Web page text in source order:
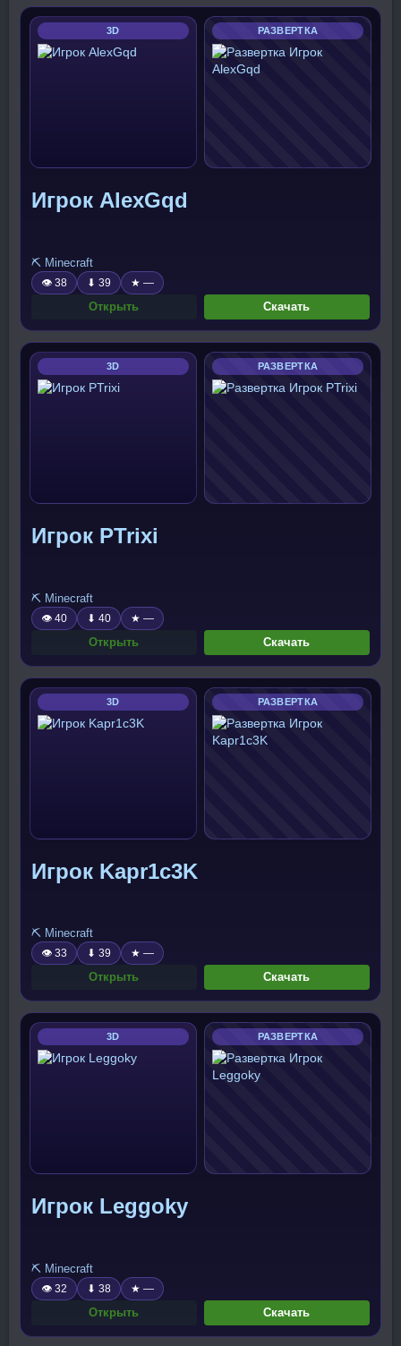
3D РАЗВЕРТКА
Игрок AlexGqd
⛏️ Minecraft
👁 38 ⬇ 39 ★ —
Открыть Скачать
3D РАЗВЕРТКА
Игрок PTrixi
⛏️ Minecraft
👁 40 ⬇ 40 ★ —
Открыть Скачать
3D РАЗВЕРТКА
Игрок Kapr1c3K
⛏️ Minecraft
👁 33 ⬇ 39 ★ —
Открыть Скачать
3D РАЗВЕРТКА
Игрок Leggoky
⛏️ Minecraft
👁 32 ⬇ 38 ★ —
Открыть Скачать